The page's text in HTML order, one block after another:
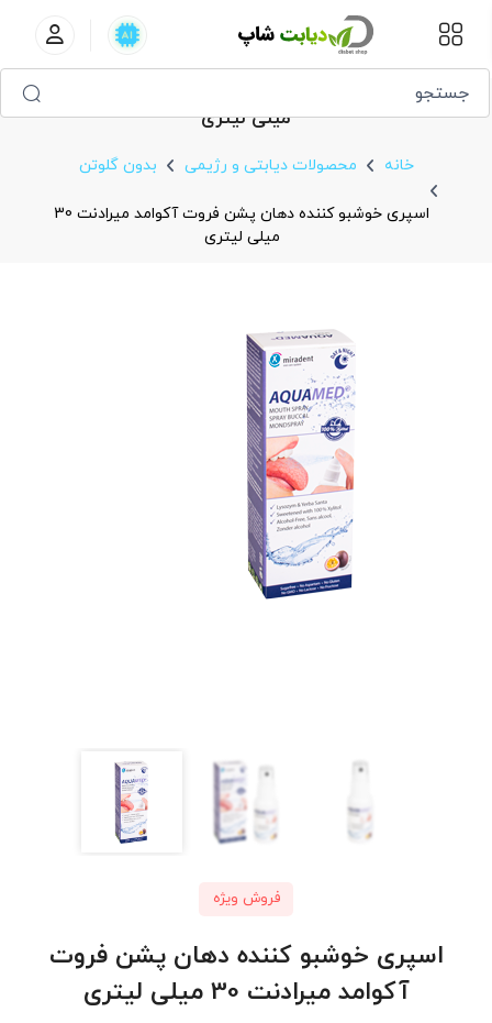
اسپری خوشبو کننده دهان پشن فروت آکوامد میرادنت 30
میلی لیتری
خانه محصولات دیابتی و رژیمی بدون گلوتن
اسپری خوشبو کننده دهان پشن فروت آکوامد میرادنت 30
میلی لیتری
فروش ویژه
اسپری خوشبو کننده دهان پشن فروت
آکوامد میرادنت 30 میلی لیتری